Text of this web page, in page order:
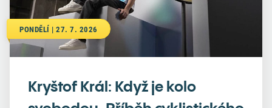
PONDĚLÍ | 27. 7. 2026
Kryštof Král: Když je kolo